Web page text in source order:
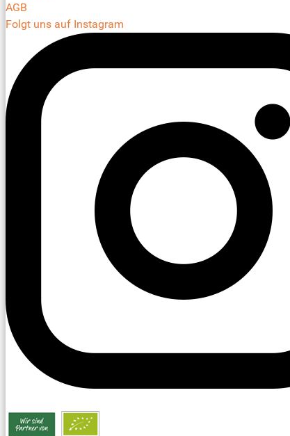
AGB
Folgt uns auf Instagram